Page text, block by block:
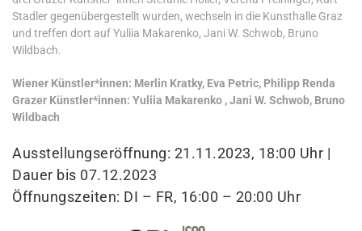
Stadler gegenübergestellt wurden, wechseln in die Kunsthalle Graz
und treffen dort auf Yuliia Makarenko, Jani W. Schwob, Bruno
Wildbach.
Wiener Künstler*innen: Merlin Kratky, Eva Petric, Philipp Renda
Grazer Künstler*innen: Yuliia Makarenko , Jani W. Schwob, Bruno
Wildbach
Ausstellungseröffnung: 21.11.2023, 18:00 Uhr |
Dauer bis 07.12.2023
Öffnungszeiten: DI – FR, 16:00 – 20:00 Uhr